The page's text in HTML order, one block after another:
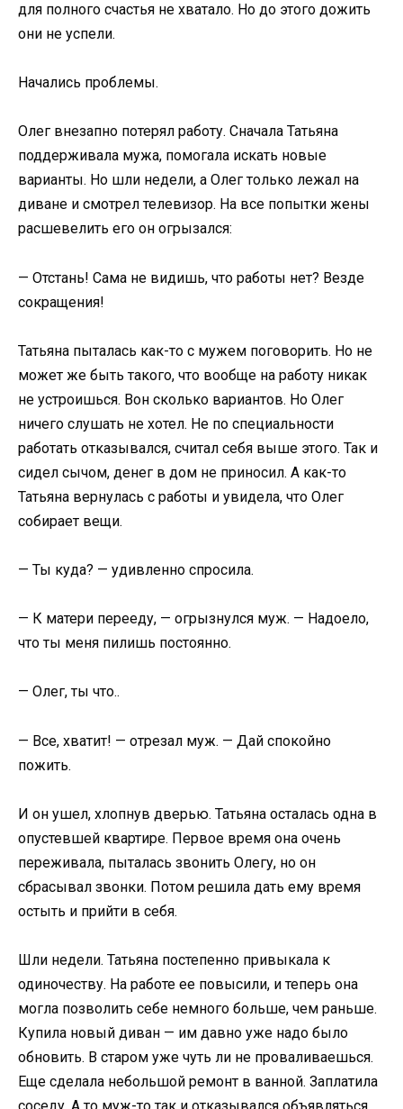
для полного счастья не хватало. Но до этого дожить
они не успели.
Начались проблемы.
Олег внезапно потерял работу. Сначала Татьяна
поддерживала мужа, помогала искать новые
варианты. Но шли недели, а Олег только лежал на
диване и смотрел телевизор. На все попытки жены
расшевелить его он огрызался:
— Отстань! Сама не видишь, что работы нет? Везде
сокращения!
Татьяна пыталась как-то с мужем поговорить. Но не
может же быть такого, что вообще на работу никак
не устроишься. Вон сколько вариантов. Но Олег
ничего слушать не хотел. Не по специальности
работать отказывался, считал себя выше этого. Так и
сидел сычом, денег в дом не приносил. А как-то
Татьяна вернулась с работы и увидела, что Олег
собирает вещи.
— Ты куда? — удивленно спросила.
— К матери перееду, — огрызнулся муж. — Надоело,
что ты меня пилишь постоянно.
— Олег, ты что..
— Все, хватит! — отрезал муж. — Дай спокойно
пожить.
И он ушел, хлопнув дверью. Татьяна осталась одна в
опустевшей квартире. Первое время она очень
переживала, пыталась звонить Олегу, но он
сбрасывал звонки. Потом решила дать ему время
остыть и прийти в себя.
Шли недели. Татьяна постепенно привыкала к
одиночеству. На работе ее повысили, и теперь она
могла позволить себе немного больше, чем раньше.
Купила новый диван — им давно уже надо было
обновить. В старом уже чуть ли не проваливаешься.
Еще сделала небольшой ремонт в ванной. Заплатила